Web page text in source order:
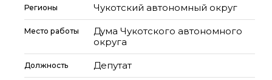
Регионы Чукотский автономный округ
Место работы
Дума Чукотского автономного
округа
Должность Депутат